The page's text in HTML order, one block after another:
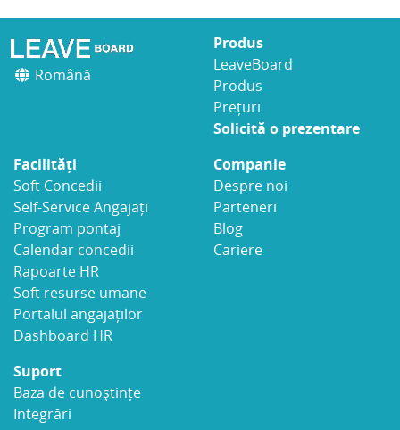
Română
Produs
LeaveBoard
Produs
Prețuri
Solicită o prezentare
Facilități
Soft Concedii
Self-Service Angajați
Program pontaj
Calendar concedii
Rapoarte HR
Soft resurse umane
Portalul angajaților
Dashboard HR
Companie
Despre noi
Parteneri
Blog
Cariere
Suport
Baza de cunoștințe
Integrări